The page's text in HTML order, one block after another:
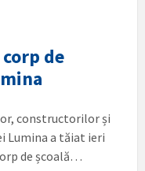
de
constructorilor și
Lumina a tăiat ieri
de școală…